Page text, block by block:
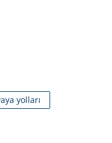
yolları